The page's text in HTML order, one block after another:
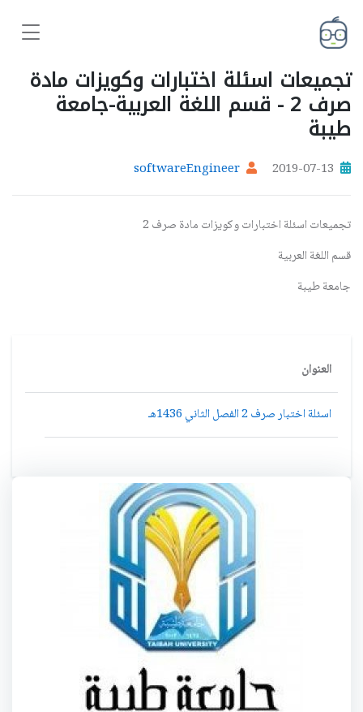
تجميعات اسئلة اختبارات وكويزات مادة
صرف 2 - قسم اللغة العربية-جامعة
طيبة
2019-07-13
softwareEngineer
تجميعات اسئلة اختبارات وكويزات مادة صرف 2
قسم اللغة العربية
جامعة طيبة
العنوان
اسئلة اختبار صرف 2 الفصل الثاني 1436هـ